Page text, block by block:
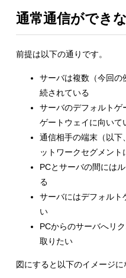
通常通信ができ
前提は以下の通りです。
サーバは複数（今回の
続されている
サーバのデフォルトゲ
ゲートウェイに向いて
通信相手の端末（以下
ットワークセグメント
PCとサーバの間には
る
サーバにはデフォルト
い
PCからのサーバへリ
取りたい
図にすると以下のイメージに